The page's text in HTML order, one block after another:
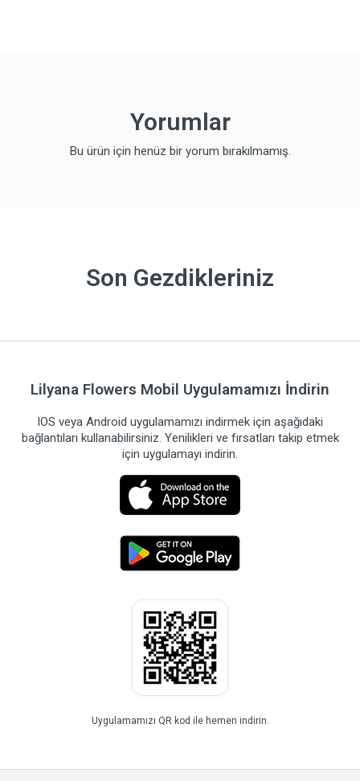
Yorumlar
Bu ürün için henüz bir yorum bırakılmamış.
Son Gezdikleriniz
Lilyana Flowers Mobil Uygulamamızı İndirin
IOS veya Android uygulamamızı indirmek için aşağıdaki
bağlantıları kullanabilirsiniz. Yenilikleri ve fırsatları takip etmek
için uygulamayı indirin.
Uygulamamızı QR kod ile hemen indirin.